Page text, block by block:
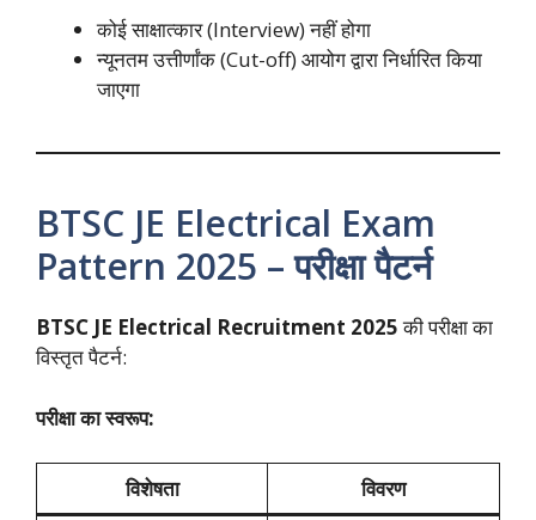
कोई साक्षात्कार (Interview) नहीं होगा
न्यूनतम उत्तीर्णांक (Cut-off) आयोग द्वारा निर्धारित किया
जाएगा
BTSC JE Electrical Exam
Pattern 2025 – परीक्षा पैटर्न
BTSC JE Electrical Recruitment 2025की परीक्षा का
विस्तृत पैटर्न:
परीक्षा का स्वरूप:
विशेषता विवरण